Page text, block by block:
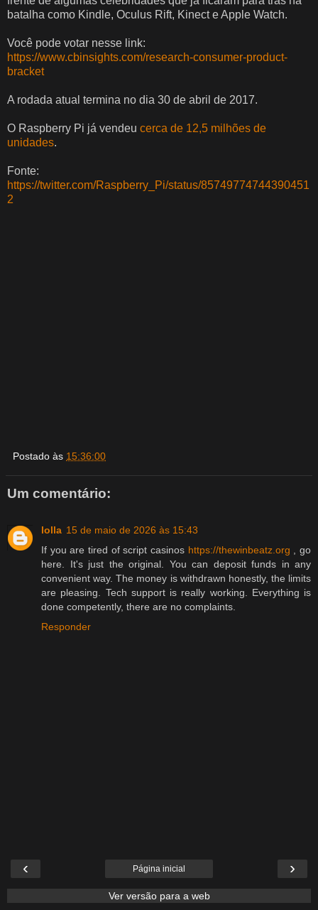
batalha como Kindle, Oculus Rift, Kinect e Apple Watch.
Você pode votar nesse link:
https://www.cbinsights.com/research-consumer-product-
bracket
A rodada atual termina no dia 30 de abril de 2017.
O Raspberry Pi já vendeu cerca de 12,5 milhões de
unidades.
Fonte:
https://twitter.com/Raspberry_Pi/status/85749774744390451
2
Postado às 15:36:00
Um comentário:
lolla 15 de maio de 2026 às 15:43
If you are tired of script casinos https://thewinbeatz.org , go
here. It's just the original. You can deposit funds in any
convenient way. The money is withdrawn honestly, the limits
are pleasing. Tech support is really working. Everything is
done competently, there are no complaints.
Responder
‹ ›
Página inicial
Ver versão para a web